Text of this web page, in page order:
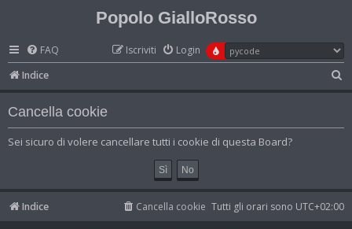
Popolo GialloRosso
FAQ Login
Iscriviti
Indice
e
Cancella cookie
Sei sicuro di volere cancellare tutti i cookie di questa Board?
Indice Tutti gli orari sono UTC+02:00
Cancella cookie